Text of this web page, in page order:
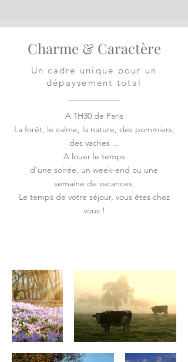
Charme & Caractère
Un cadre unique pour un
dépaysement total
A 1H30 de Paris
La forêt, le calme, la nature, des pommiers,
des vaches ...
A louer le temps
d’une soirée, un week-end ou une
semaine de vacances.
Le temps de votre séjour, vous êtes chez
vous !